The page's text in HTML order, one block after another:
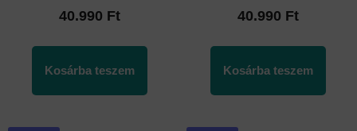
40.990 Ft
Kosárba teszem
40.990 Ft
Kosárba teszem